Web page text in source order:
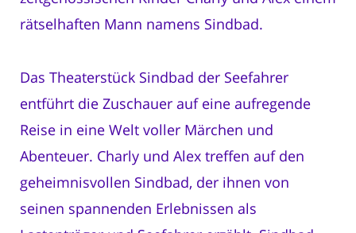
rätselhaften Mann namens Sindbad.
Das Theaterstück Sindbad der Seefahrer
entführt die Zuschauer auf eine aufregende
Reise in eine Welt voller Märchen und
Abenteuer. Charly und Alex treffen auf den
geheimnisvollen Sindbad, der ihnen von
seinen spannenden Erlebnissen als